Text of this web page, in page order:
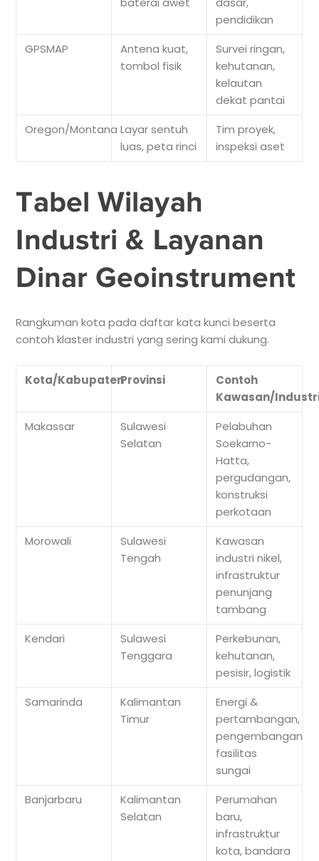
pendidikan
GPSMAP
Antena kuat,
tombol fisik
Survei ringan,
kehutanan,
kelautan
dekat pantai
Oregon/Montana Layar sentuh
luas, peta rinci
Tim proyek,
inspeksi aset
Tabel Wilayah
Industri & Layanan
Dinar Geoinstrument
Rangkuman kota pada daftar kata kunci beserta
contoh klaster industri yang sering kami dukung.
Kota/KabupatenProvinsi
Contoh
Kawasan/
Makassar
Sulawesi
Selatan
Pelabuhan
Soekarno-
Hatta,
pergudangan,
konstruksi
perkotaan
Morowali
Sulawesi
Tengah
Kawasan
industri nikel,
infrastruktur
penunjang
tambang
Kendari
Sulawesi
Tenggara
Perkebunan,
kehutanan,
pesisir, logistik
Samarinda
Kalimantan
Timur
Energi &
pertambangan,
pengembangan
fasilitas
sungai
Banjarbaru
Kalimantan
Selatan
Perumahan
baru,
infrastruktur
kota, bandara